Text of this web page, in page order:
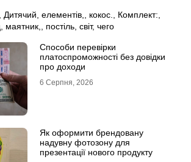
Дитячий елементів, кокос. Комплект:
маятник, постіль світ, чего
Способи перевірки
платоспроможності без довідки
про доходи
6 Серпня, 2026
Як оформити брендовану
надувну фотозону для
презентації нового продукту